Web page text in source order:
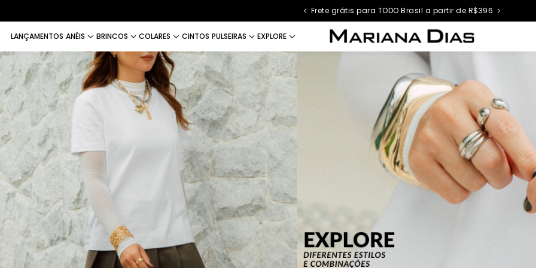
Frete grátis para TODO Brasil a partir de R$396
LANÇAMENTOS ANÉIS BRINCOS COLARES CINTOS PULSEIRAS EXPLORE